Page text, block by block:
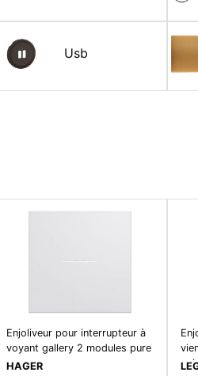
Usb
Enjoliveur pour interrupteur à
voyant gallery 2 modules pure
HAGER
noir